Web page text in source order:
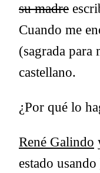
su madre
Cuando me
(sagrada para
castellano.
¿Por qué lo
René Galindo
estado usando